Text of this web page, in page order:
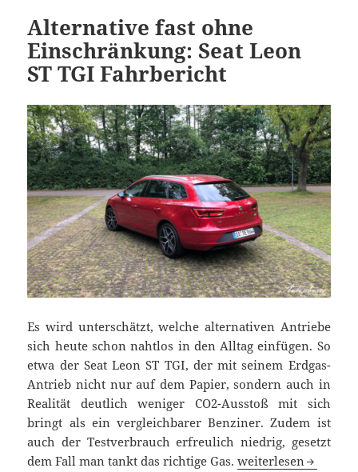
Alternative fast ohne
Einschränkung: Seat Leon
ST TGI Fahrbericht
Es wird unterschätzt, welche alternativen Antriebe
sich heute schon nahtlos in den Alltag einfügen. So
etwa der Seat Leon ST TGI, der mit seinem Erdgas-
Antrieb nicht nur auf dem Papier, sondern auch in
Realität deutlich weniger CO2-Ausstoß mit sich
bringt als ein vergleichbarer Benziner. Zudem ist
auch der Testverbrauch erfreulich niedrig, gesetzt
dem Fall man tankt das richtige Gas.Alternative fast
weiterlesen